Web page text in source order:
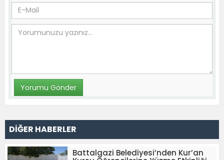
DİĞER HABERLER
Battalgazi Belediyesi’nden Kur’an